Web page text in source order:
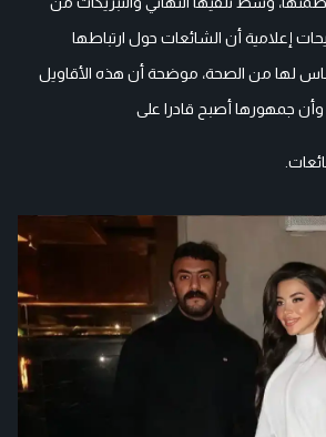
إعلامية أن الشائعات حول ارتباطها
لها من الصحة، موضحة أن هذه الأقاويل
وأن جمهورها أصبح قادرا على